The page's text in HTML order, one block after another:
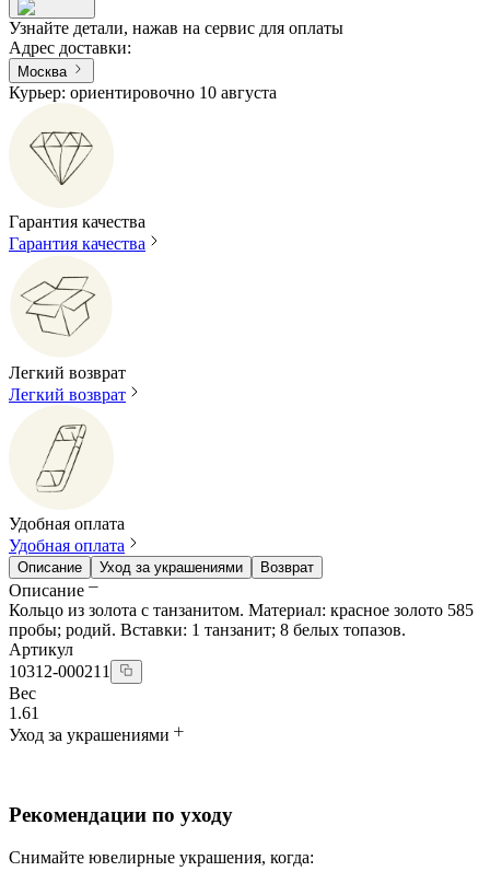
Узнайте детали, нажав на сервис для оплаты
Адрес доставки:
Москва
Курьер: ориентировочно 10 августа
Гарантия качества
Гарантия качества
Легкий возврат
Легкий возврат
Удобная оплата
Удобная оплата
Описание Уход за украшениями Возврат
Описание
Кольцо из золота с танзанитом. Материал: красное золото 585
пробы; родий. Вставки: 1 танзанит; 8 белых топазов.
Артикул
10312-000211
Вес
1.61
Уход за украшениями
Рекомендации по уходу
Снимайте ювелирные украшения, когда: